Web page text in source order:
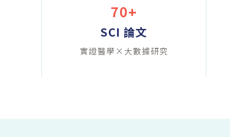
70+
SCI 論文
實證醫學×大數據研究